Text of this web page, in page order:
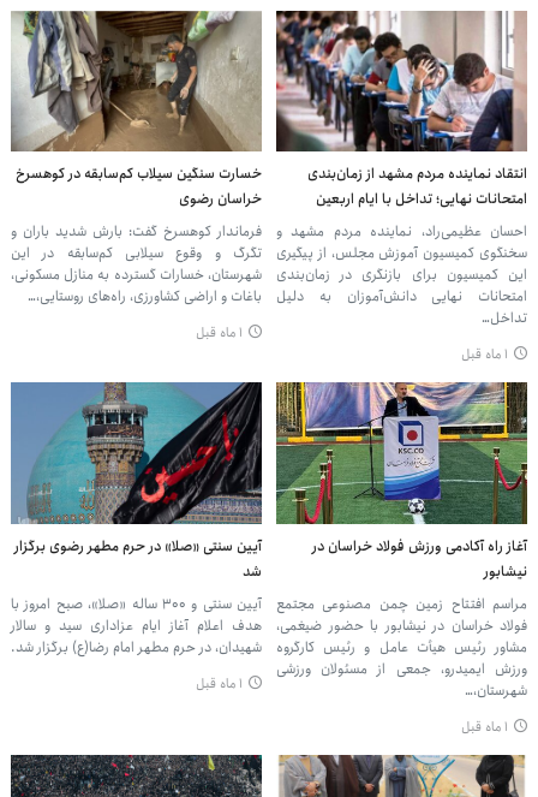
انتقاد نماینده مردم مشهد از زمان‌بندی
امتحانات نهایی؛ تداخل با ایام اربعین
احسان عظیمی‌راد، نماینده مردم مشهد و
سخنگوی کمیسیون آموزش مجلس، از پیگیری
این کمیسیون برای بازنگری در زمان‌بندی
امتحانات نهایی دانش‌آموزان به دلیل
تداخل…
۱ ماه قبل
خسارت سنگین سیلاب کم‌سابقه در کوهسرخ
خراسان رضوی
فرماندار کوهسرخ گفت: بارش شدید باران و
تگرگ و وقوع سیلابی کم‌سابقه در این
شهرستان، خسارات گسترده‌ به منازل مسکونی،
باغات و اراضی کشاورزی، راه‌های روستایی،…
۱ ماه قبل
آغاز راه آکادمی ورزش فولاد خراسان در
نیشابور
مراسم افتتاح زمین چمن مصنوعی مجتمع
فولاد خراسان در نیشابور با حضور ضیغمی،
مشاور رئیس هیأت عامل و رئیس کارگروه
ورزش ایمیدرو، جمعی از مسئولان ورزشی
شهرستان،…
۱ ماه قبل
آیین سنتی «صلا» در حرم مطهر رضوی برگزار
شد
آیین سنتی و ۳۰۰ ساله «صلا»، صبح امروز با
هدف اعلام آغاز ایام عزاداری سید و سالار
شهیدان، در حرم مطهر امام رضا(ع) برگزار شد.
۱ ماه قبل